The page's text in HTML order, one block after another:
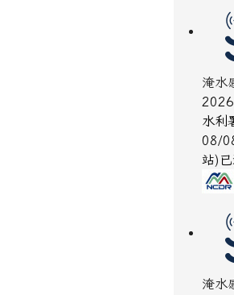
淹水
水利
08/
站)
淹水